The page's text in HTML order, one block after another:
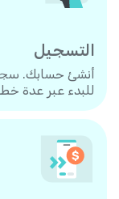
التسجيل
للبدء عبر عدة